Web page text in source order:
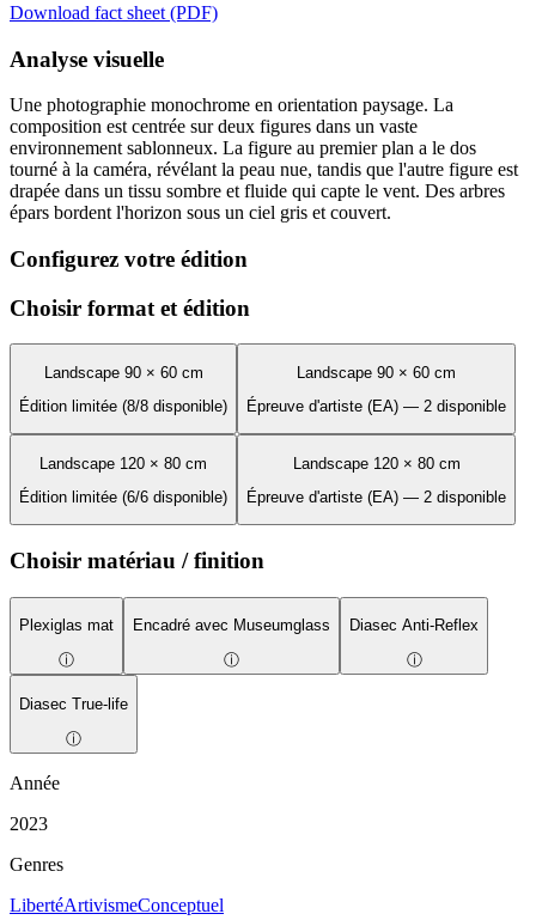
Download fact sheet (PDF)
Analyse visuelle
Une photographie monochrome en orientation paysage. La
composition est centrée sur deux figures dans un vaste
environnement sablonneux. La figure au premier plan a le dos
tourné à la caméra, révélant la peau nue, tandis que l'autre figure est
drapée dans un tissu sombre et fluide qui capte le vent. Des arbres
épars bordent l'horizon sous un ciel gris et couvert.
Configurez votre édition
Choisir format et édition
Landscape 90 × 60 cm
Édition limitée (8/8 disponible)
Landscape 90 × 60 cm
Épreuve d'artiste (EA) — 2 disponible
Landscape 120 × 80 cm
Édition limitée (6/6 disponible)
Landscape 120 × 80 cm
Épreuve d'artiste (EA) — 2 disponible
Choisir matériau / finition
Plexiglas mat
ⓘ
Encadré avec Museumglass
ⓘ
Diasec Anti-Reflex
ⓘ
Diasec True-life
ⓘ
Année
2023
Genres
LibertéArtivismeConceptuel